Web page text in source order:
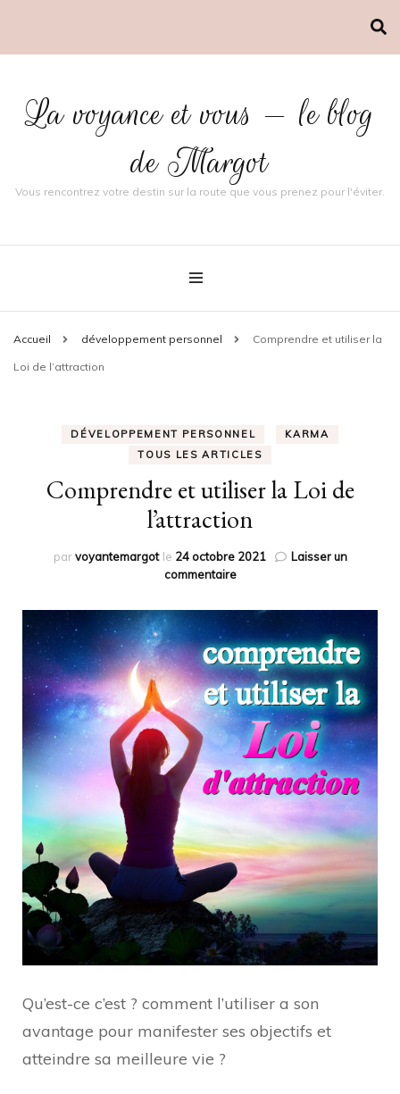
La voyance et vous — le blog
de Margot
Vous rencontrez votre destin sur la route que vous prenez pour l'éviter.
Accueil développement personnel Comprendre et utiliser la
Loi de l’attraction
DÉVELOPPEMENT PERSONNEL
KARMA
TOUS LES ARTICLES
Comprendre et utiliser la Loi de
l’attraction
parvoyantemargot le 24 octobre 2021
Laisser un
commentairesur
et
la
Loi
de
l’attraction
Qu’est-ce c’est ? comment l’utiliser a son
avantage pour manifester ses objectifs et
atteindre sa meilleure vie ?